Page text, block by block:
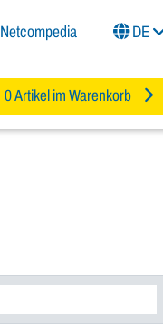
Netcompedia DE
0 Artikel im Warenkorb